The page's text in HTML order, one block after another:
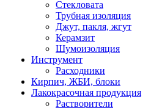
Стекловата
Трубная изоляция
Джут, пакля, жгут
Керамзит
Шумоизоляция
Инструмент
Расходники
Кирпич, ЖБИ, блоки
Лакокрасочная продукция
Растворители